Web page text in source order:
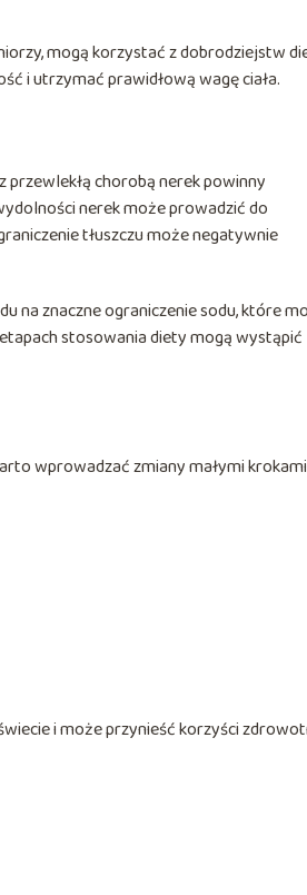
mogą korzystać z dobrodziejstw
i utrzymać prawidłową wagę ciała.
chorobą nerek powinny
nerek może prowadzić do
tłuszczu może negatywnie
na znaczne ograniczenie sodu, które
stosowania diety mogą wystąpić
wprowadzać zmiany małymi
i może przynieść korzyści